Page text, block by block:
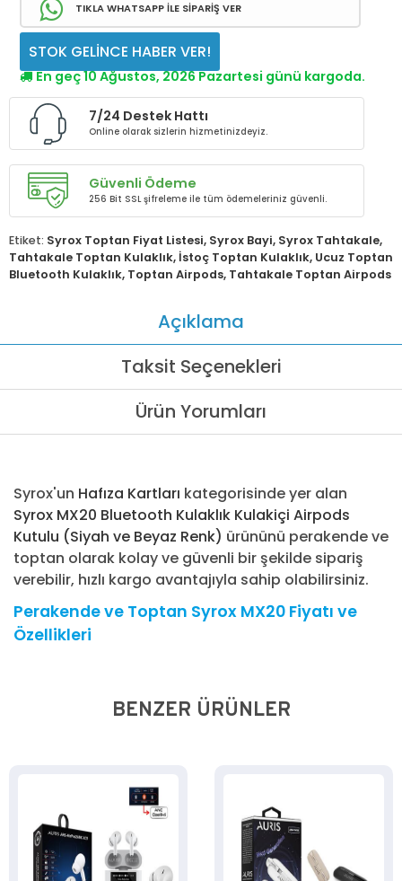
TIKLA WHATSAPP İLE SİPARİŞ VER
STOK GELİNCE HABER VER!
En geç 10 Ağustos, 2026 Pazartesi günü kargoda.
7/24 Destek Hattı
Online olarak sizlerin hizmetinizdeyiz.
Güvenli Ödeme
256 Bit SSL şifreleme ile tüm ödemeleriniz güvenli.
Etiket: Syrox Toptan Fiyat Listesi, Syrox Bayi, Syrox Tahtakale,
Tahtakale Toptan Kulaklık, İstoç Toptan Kulaklık, Ucuz Toptan
Bluetooth Kulaklık, Toptan Airpods, Tahtakale Toptan Airpods
Açıklama
Taksit Seçenekleri
Ürün Yorumları
Syrox'un Hafıza Kartları kategorisinde yer alan
Syrox MX20 Bluetooth Kulaklık Kulakiçi Airpods
Kutulu (Siyah ve Beyaz Renk) ürününü perakende ve
toptan olarak kolay ve güvenli bir şekilde sipariş
verebilir, hızlı kargo avantajıyla sahip olabilirsiniz.
Perakende ve Toptan Syrox MX20 Fiyatı ve
Özellikleri
BENZER ÜRÜNLER